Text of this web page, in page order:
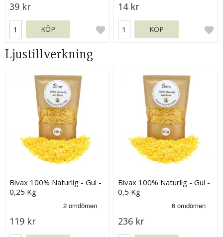
39 kr
KÖP
14 kr
KÖP
Ljustillverkning
Bivax 100% Naturlig - Gul -
0,25 Kg
119 kr
Bivax 100% Naturlig - Gul -
0,5 Kg
236 kr